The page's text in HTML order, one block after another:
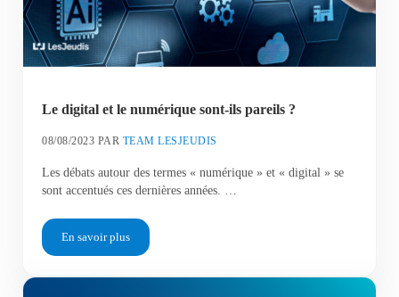
Le digital et le numérique sont-ils pareils ?
08/08/2023 PAR TEAM LESJEUDIS
Les débats autour des termes « numérique » et « digital » se
sont accentués ces dernières années. …
En savoir plusLe digital et le numérique sont-ils pareils ?